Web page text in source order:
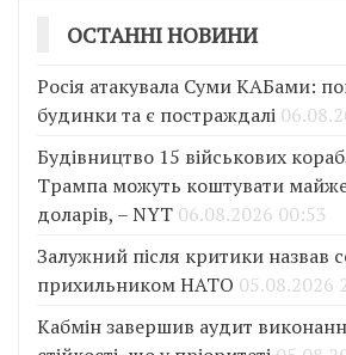
ОСТАННІ НОВИНИ
Росія атакувала Суми КАБами:
будинки та є постраждалі
Будівництво 15 військових
Трампа можуть коштувати
доларів, – NYT 06.08.2026 00:53
Залужний після критики назвав
прихильником НАТО 05.08.2026
Кабмін завершив аудит